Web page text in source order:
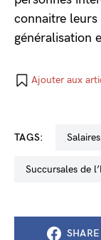
connaitre leurs
généralisation
Ajouter aux
TAGS:
succursales de
SHARE